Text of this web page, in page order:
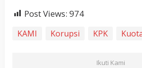
Post Views: 974
KAMI Korupsi KPK
Ikuti Kami